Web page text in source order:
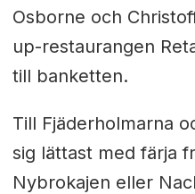
Osborne och
up-restaurangen
till banketten.
Till Fjäderholmarna
sig lättast med färja
Nybrokajen eller